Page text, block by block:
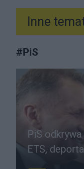
Inne
#PiS
PiS
ETS,